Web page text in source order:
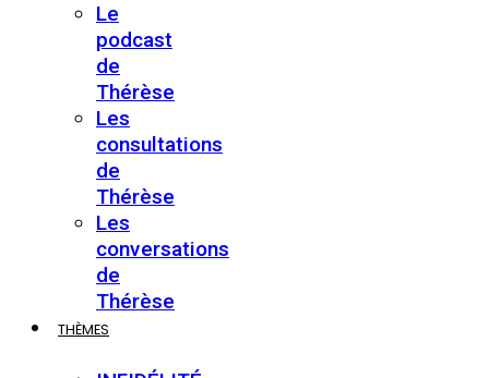
Le
podcast
de
Thérèse
Les
consultations
de
Thérèse
Les
conversations
de
Thérèse
THÈMES